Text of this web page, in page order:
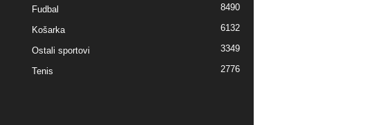
Fudbal 8490
Košarka 6132
Ostali sportovi 3349
Tenis 2776